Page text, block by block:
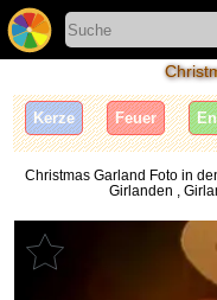
Kerze Feuer
Christmas Garland Foto in
Girlanden ,